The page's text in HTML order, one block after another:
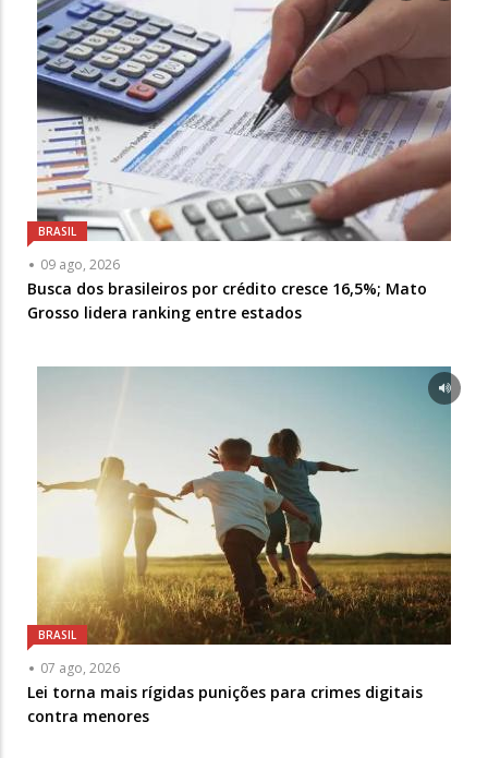
BRASIL
09 ago, 2026
Busca dos brasileiros por crédito cresce 16,5%; Mato
Grosso lidera ranking entre estados
BRASIL
07 ago, 2026
Lei torna mais rígidas punições para crimes digitais
contra menores